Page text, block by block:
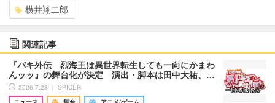
横井翔二郎
関連記事
『バキ外伝 烈海王は異世界転生しても一向にかまわ
んッッ』の舞台化が決定 演出・脚本は田中大祐、…
2026.7.28 ｜ SPICER